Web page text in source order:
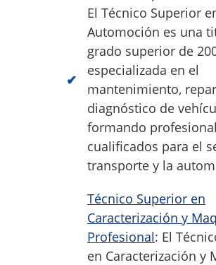
El Técnico Superior
Automoción es una
grado superior de
especializada en el
mantenimiento,
diagnóstico de
formando
cualificados para el
transporte y la
Técnico Superior en
Caracterización y
Profesional: El
en Caracterización y